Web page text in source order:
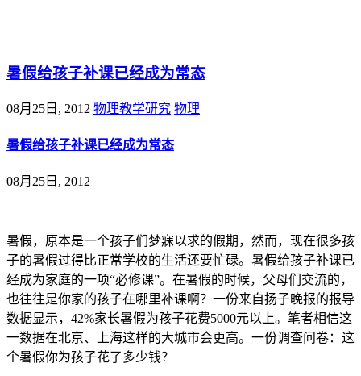
暑假给孩子补课已经成为常态
08月25日, 2012 物理教学研究 物理
暑假给孩子补课已经成为常态
08月25日, 2012
暑假，原本是一个孩子们梦寐以求的假期，然而，现在很多孩
子的暑假过得比正常学校的生活还要忙碌。暑假给孩子补课已
经成为家庭的一项“必修课”。在暑假的时候，父母们交流的，
也往往是你家的孩子在哪里补课啊？一份来自扬子晚报的报导
数据显示，42%家长暑假为孩子花费5000元以上。笔者相信这
一数据在北京、上海这样的大城市会更高。一份调查问卷：这
个暑假你为孩子花了多少钱？